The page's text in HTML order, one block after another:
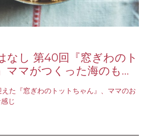
なし 第40回『窓ぎわのト
ママがつくった海のもの
りお弁当
た『窓ぎわのトットちゃん』、ママのお
じ